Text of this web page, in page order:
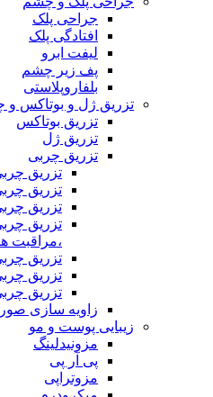
جراحی پلک
افتادگی پلک
لیفت ابرو
پف زیر چشم
بلفاروپلاستی
تزریق ژل و بوتاکس و
تزریق بوتاکس
تزریق ژل
تزریق چربی
تزریق
تزریق
تزریق
تزریق
،مراقبت
تزریق
تزریق
تزریق
زاویه سازی
زیبایی پوست و مو
مزونیدلینگ
پی آر پی
مزوتراپی